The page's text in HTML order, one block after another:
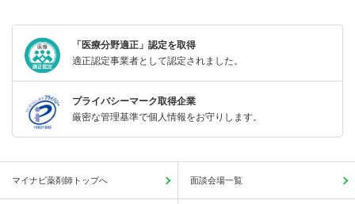
「医療分野適正」認定を取得
適正認定事業者として認定されました。
プライバシーマーク取得企業
厳密な管理基準で個人情報をお守りします。
マイナビ薬剤師トップへ 面談会場一覧